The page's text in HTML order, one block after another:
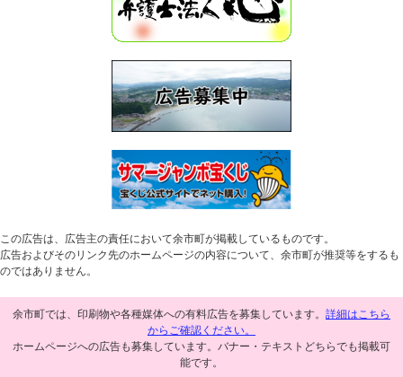
この広告は、広告主の責任において余市町が掲載しているものです。
広告およびそのリンク先のホームページの内容について、余市町が推奨等をするも
のではありません。
余市町では、印刷物や各種媒体への有料広告を募集しています。 詳細はこちら
からご確認ください。
ホームページへの広告も募集しています。バナー・テキストどちらでも掲載可
能です。